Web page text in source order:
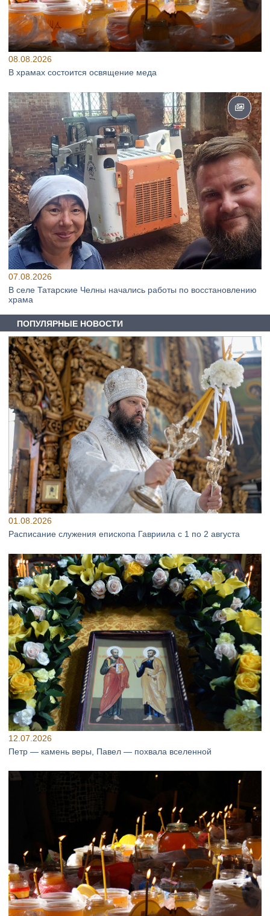
08.08.2026
В храмах состоится освящение меда
07.08.2026
В селе Татарские Челны начались работы по восстановлению
храма
ПОПУЛЯРНЫЕ НОВОСТИ
01.08.2026
Расписание служения епископа Гавриила с 1 по 2 августа
12.07.2026
Петр — камень веры, Павел — похвала вселенной